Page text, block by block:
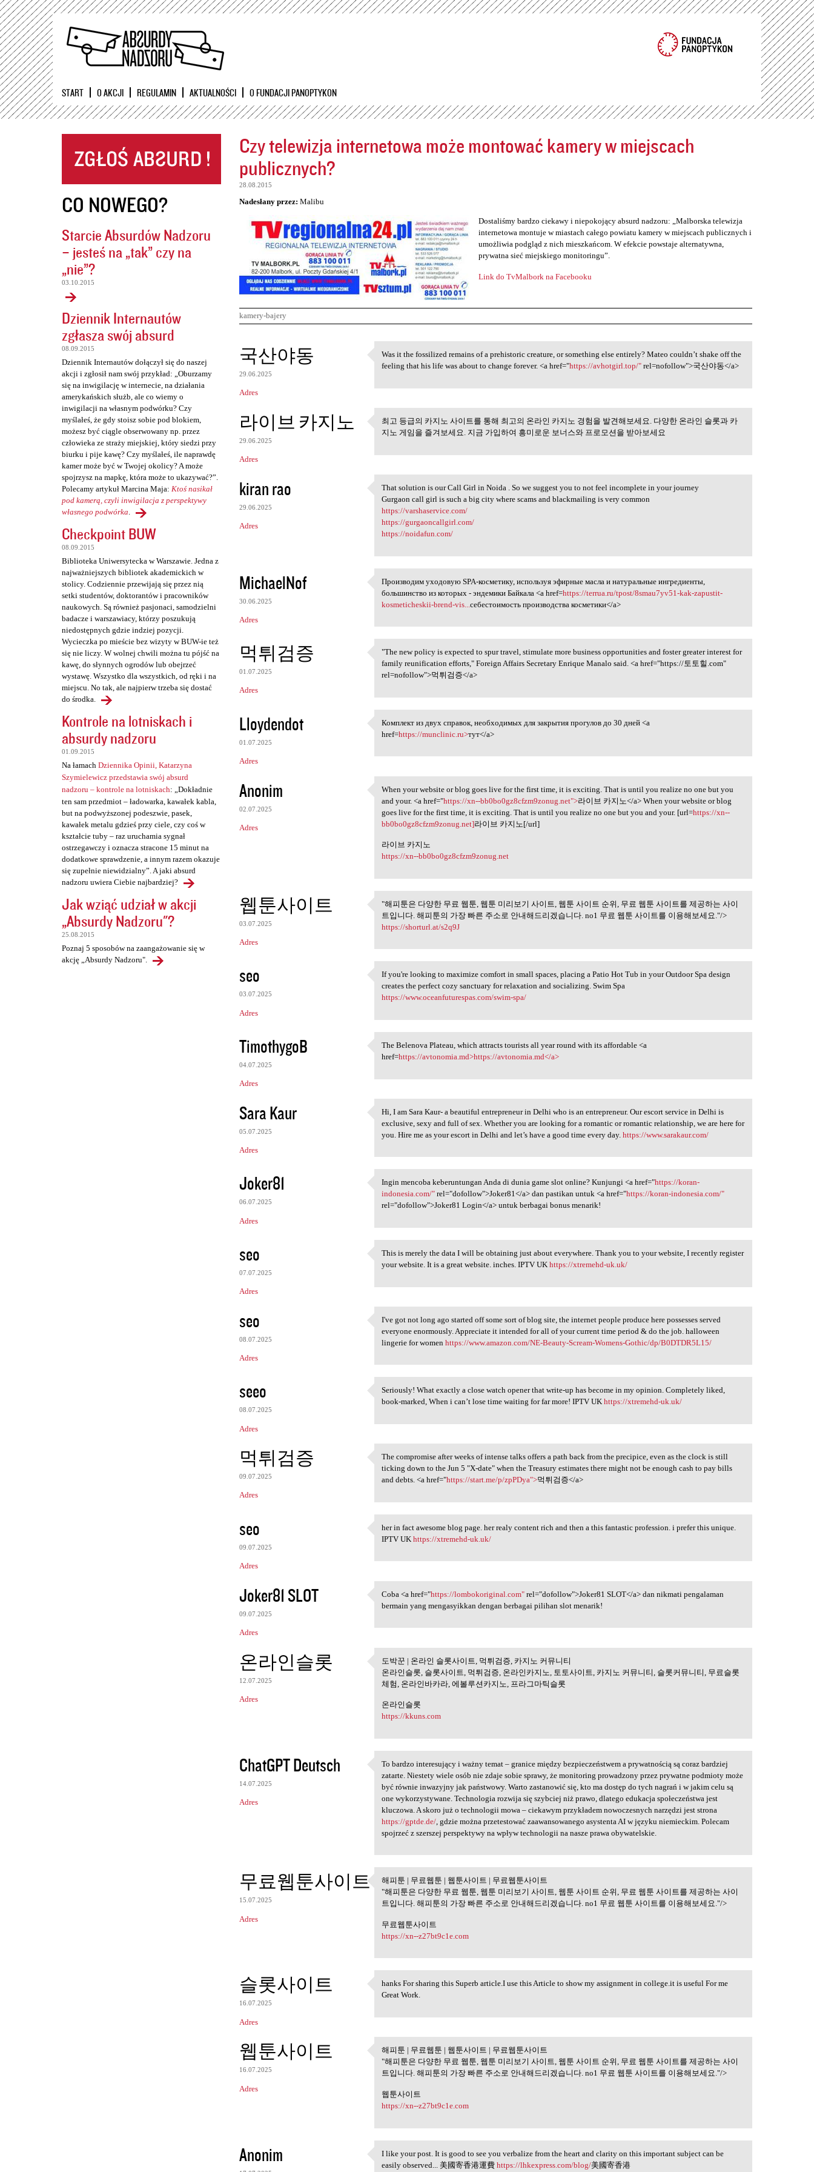
Przejdź
START O AKCJI REGULAMIN AKTUALNOŚCI O FUNDACJI PANOPTYKON
CO NOWEGO?
Starcie Absurdów Nadzoru
– jesteś na „tak” czy na
„nie”?
03.10.2015
Dziennik Internautów
zgłasza swój absurd
08.09.2015
Dziennik Internautów dołączył się do naszej
akcji i zgłosił nam swój przykład: „Oburzamy
się na inwigilację w internecie, na działania
amerykańskich służb, ale co wiemy o
inwigilacji na własnym podwórku? Czy
myślałeś, że gdy stoisz sobie pod blokiem,
możesz być ciągle obserwowany np. przez
człowieka ze straży miejskiej, który siedzi przy
biurku i pije kawę? Czy myślałeś, ile naprawdę
kamer może być w Twojej okolicy? A może
spojrzysz na mapkę, która może to ukazywać?”.
Polecamy artykuł Marcina Maja: Ktoś nasikał
pod kamerą, czyli inwigilacja z perspektywy
własnego podwórka.
Checkpoint BUW
08.09.2015
Biblioteka Uniwersytecka w Warszawie. Jedna z
najważniejszych bibliotek akademickich w
stolicy. Codziennie przewijają się przez nią
setki studentów, doktorantów i pracowników
naukowych. Są również pasjonaci, samodzielni
badacze i warszawiacy, którzy poszukują
niedostępnych gdzie indziej pozycji.
Wycieczka po mieście bez wizyty w BUW-ie też
się nie liczy. W wolnej chwili można tu pójść na
kawę, do słynnych ogrodów lub obejrzeć
wystawę. Wszystko dla wszystkich, od ręki i na
miejscu. No tak, ale najpierw trzeba się dostać
do środka.
Kontrole na lotniskach i
absurdy nadzoru
01.09.2015
Na łamach Dziennika Opinii, Katarzyna
Szymielewicz przedstawia swój absurd
nadzoru – kontrole na lotniskach: „Dokładnie
ten sam przedmiot – ładowarka, kawałek kabla,
but na podwyższonej podeszwie, pasek,
kawałek metalu gdzieś przy ciele, czy coś w
kształcie tuby – raz uruchamia sygnał
ostrzegawczy i oznacza stracone 15 minut na
dodatkowe sprawdzenie, a innym razem okazuje
się zupełnie niewidzialny”. A jaki absurd
nadzoru uwiera Ciebie najbardziej?
Jak wziąć udział w akcji
„Absurdy Nadzoru"?
25.08.2015
Poznaj 5 sposobów na zaangażowanie się w
akcję „Absurdy Nadzoru".
Czy telewizja internetowa może montować kamery w miejscach
publicznych?
28.08.2015
Nadesłany przez: Malibu
Dostaliśmy bardzo ciekawy i niepokojący absurd nadzoru: „Malborska telewizja
internetowa montuje w miastach całego powiatu kamery w miejscach publicznych i
umożliwia podgląd z nich mieszkańcom. W efekcie powstaje alternatywna,
prywatna sieć miejskiego monitoringu”.
Link do TvMalbork na Facebooku
kamery-bajery
K
o
m
e
n
t
r
z
e
국산야동
29.06.2025
Adres
Was it the fossilized remains
Was it the fossilized remains of a prehistoric creature, or something else entirely? Mateo couldn’t shake off the
feeling that his life was about to change forever. <a href="https://avhotgirl.top/" rel=nofollow">국산야동</a>
라이브 카지노
29.06.2025
Adres
최고 등급의 카지노 사이트를 통해 최고의 온라인
최고 등급의 카지노 사이트를 통해 최고의 온라인 카지노 경험을 발견해보세요. 다양한 온라인 슬롯과 카
지노 게임을 즐겨보세요. 지금 가입하여 흥미로운 보너스와 프로모션을 받아보세요
kiran rao
29.06.2025
Adres
That solution is our Call
That solution is our Call Girl in Noida . So we suggest you to not feel incomplete in your journey
Gurgaon call girl is such a big city where scams and blackmailing is very common
https://varshaservice.com/
https://gurgaoncallgirl.com/
https://noidafun.com/
MichaelNof
30.06.2025
Adres
Производим уходовую SPA
Производим уходовую SPA-косметику, используя эфирные масла и натуральные ингредиенты,
большинство из которых - эндемики Байкала <a href=https://terrua.ru/tpost/8smau7yv51-kak-zapustit-
kosmeticheskii-brend-vis...себестоимость производства косметики</a>
먹튀검증
01.07.2025
Adres
"The new policy is expected
"The new policy is expected to spur travel, stimulate more business opportunities and foster greater interest for
family reunification efforts," Foreign Affairs Secretary Enrique Manalo said. <a href="https://토토힐.com"
rel=nofollow">먹튀검증</a>
Lloydendot
01.07.2025
Adres
Комплект из двух справок,
Комплект из двух справок, необходимых для закрытия прогулов до 30 дней <a
href=https://munclinic.ru>тут</a>
Anonim
02.07.2025
Adres
When your website or blog
When your website or blog goes live for the first time, it is exciting. That is until you realize no one but you
and your. <a href="https://xn--bb0bo0gz8cfzm9zonug.net">라이브 카지노</a> When your website or blog
goes live for the first time, it is exciting. That is until you realize no one but you and your. [url=https://xn--
bb0bo0gz8cfzm9zonug.net]라이브 카지노[/url]
라이브 카지노
https://xn--bb0bo0gz8cfzm9zonug.net
웹툰사이트
03.07.2025
Adres
"해피툰은 다양한 무료 웹툰, 웹툰 미리보기 사이트,
"해피툰은 다양한 무료 웹툰, 웹툰 미리보기 사이트, 웹툰 사이트 순위, 무료 웹툰 사이트를 제공하는 사이
트입니다. 해피툰의 가장 빠른 주소로 안내해드리겠습니다. no1 무료 웹툰 사이트를 이용해보세요."/>
https://shorturl.at/s2q9J
seo
03.07.2025
Adres
If you're looking to maximize
If you're looking to maximize comfort in small spaces, placing a Patio Hot Tub in your Outdoor Spa design
creates the perfect cozy sanctuary for relaxation and socializing. Swim Spa
https://www.oceanfuturespas.com/swim-spa/
TimothygoB
04.07.2025
Adres
The Belenova Plateau, which
The Belenova Plateau, which attracts tourists all year round with its affordable <a
href=https://avtonomia.md>https://avtonomia.md</a>
Sara Kaur
05.07.2025
Adres
Hi, I am Sara Kaur- a
Hi, I am Sara Kaur- a beautiful entrepreneur in Delhi who is an entrepreneur. Our escort service in Delhi is
exclusive, sexy and full of sex. Whether you are looking for a romantic or romantic relationship, we are here for
you. Hire me as your escort in Delhi and let’s have a good time every day.https://www.sarakaur.com/
Joker81
06.07.2025
Adres
Ingin mencoba keberuntungan
Ingin mencoba keberuntungan Anda di dunia game slot online? Kunjungi <a href="https://koran-
indonesia.com/" rel="dofollow">Joker81</a> dan pastikan untuk <a href="https://koran-indonesia.com/"
rel="dofollow">Joker81 Login</a> untuk berbagai bonus menarik!
seo
07.07.2025
Adres
This is merely the data I
This is merely the data I will be obtaining just about everywhere. Thank you to your website, I recently register
your website. It is a great website. inches. IPTV UKhttps://xtremehd-uk.uk/
seo
08.07.2025
Adres
I've got not long ago started
I've got not long ago started off some sort of blog site, the internet people produce here possesses served
everyone enormously. Appreciate it intended for all of your current time period & do the job. halloween
lingerie for womenhttps://www.amazon.com/NE-Beauty-Scream-Womens-Gothic/dp/B0DTDR5L15/
seeo
08.07.2025
Adres
Seriously! What exactly a
Seriously! What exactly a close watch opener that write-up has become in my opinion. Completely liked,
book-marked, When i can’t lose time waiting for far more! IPTV UKhttps://xtremehd-uk.uk/
먹튀검증
09.07.2025
Adres
The compromise after weeks of
The compromise after weeks of intense talks offers a path back from the precipice, even as the clock is still
ticking down to the Jun 5 "X-date" when the Treasury estimates there might not be enough cash to pay bills
and debts. <a href="https://start.me/p/zpPDya">먹튀검증</a>
seo
09.07.2025
Adres
her in fact awesome blog page
her in fact awesome blog page. her realy content rich and then a this fantastic profession. i prefer this unique.
IPTV UKhttps://xtremehd-uk.uk/
Joker81 SLOT
09.07.2025
Adres
Coba <a href="https:/
Coba <a href="https://lombokoriginal.com" rel="dofollow">Joker81 SLOT</a> dan nikmati pengalaman
bermain yang mengasyikkan dengan berbagai pilihan slot menarik!
온라인슬롯
12.07.2025
Adres
도박꾼 | 온라인 슬롯사이트, 먹튀검증, 카지노
도박꾼 | 온라인 슬롯사이트, 먹튀검증, 카지노 커뮤니티
온라인슬롯, 슬롯사이트, 먹튀검증, 온라인카지노, 토토사이트, 카지노 커뮤니티, 슬롯커뮤니티, 무료슬롯
체험, 온라인바카라, 에볼루션카지노, 프라그마틱슬롯
온라인슬롯
https://kkuns.com
ChatGPT Deutsch
14.07.2025
Adres
To bardzo interesujący i
To bardzo interesujący i ważny temat – granice między bezpieczeństwem a prywatnością są coraz bardziej
zatarte. Niestety wiele osób nie zdaje sobie sprawy, że monitoring prowadzony przez prywatne podmioty może
być równie inwazyjny jak państwowy. Warto zastanowić się, kto ma dostęp do tych nagrań i w jakim celu są
one wykorzystywane. Technologia rozwija się szybciej niż prawo, dlatego edukacja społeczeństwa jest
kluczowa. A skoro już o technologii mowa – ciekawym przykładem nowoczesnych narzędzi jest strona
https://gptde.de/ , gdzie można przetestować zaawansowanego asystenta AI w języku niemieckim. Polecam
spojrzeć z szerszej perspektywy na wpływ technologii na nasze prawa obywatelskie.
무료웹툰사이트
15.07.2025
Adres
해피툰 | 무료웹툰 | 웹툰사이트 | 무료웹툰사이트
해피툰 | 무료웹툰 | 웹툰사이트 | 무료웹툰사이트
"해피툰은 다양한 무료 웹툰, 웹툰 미리보기 사이트, 웹툰 사이트 순위, 무료 웹툰 사이트를 제공하는 사이
트입니다. 해피툰의 가장 빠른 주소로 안내해드리겠습니다. no1 무료 웹툰 사이트를 이용해보세요."/>
무료웹툰사이트
https://xn--z27bt9c1e.com
슬롯사이트
16.07.2025
Adres
hanks For sharing this Superb
hanks For sharing this Superb article.I use this Article to show my assignment in college.it is useful For me
Great Work.
웹툰사이트
16.07.2025
Adres
해피툰 | 무료웹툰 | 웹툰사이트 | 무료웹툰사이트
해피툰 | 무료웹툰 | 웹툰사이트 | 무료웹툰사이트
"해피툰은 다양한 무료 웹툰, 웹툰 미리보기 사이트, 웹툰 사이트 순위, 무료 웹툰 사이트를 제공하는 사이
트입니다. 해피툰의 가장 빠른 주소로 안내해드리겠습니다. no1 무료 웹툰 사이트를 이용해보세요."/>
웹툰사이트
https://xn--z27bt9c1e.com
Anonim I like your post. It is good
I like your post. It is good to see you verbalize from the heart and clarity on this important subject can be
easily observed... 美國寄香港運費https://lhkexpress.com/blog/美國寄香港